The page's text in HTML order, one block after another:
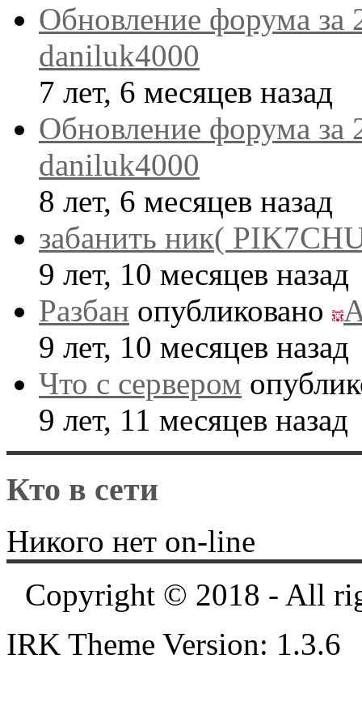
Обновление форума за
daniluk4000
7 лет, 6 месяцев назад
Обновление форума за
daniluk4000
8 лет, 6 месяцев назад
забанить ник(
9 лет, 10 месяцев назад
Разбан опубликовано
9 лет, 10 месяцев назад
Что с сервером
9 лет, 11 месяцев назад
Кто в сети
Никого нет on-line
Copyright © 2018 - All
IRK Theme Version: 1.3.6